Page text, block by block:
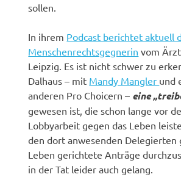
sollen.
In ihrem Podcast berichtet aktuell
Menschenrechtsgegnerin vom
Leipzig. Es ist nicht schwer zu
Dalhaus – mit Mandy Mangler und
anderen Pro Choicern – eine
gewesen ist, die schon lange vor
Lobbyarbeit gegen das Leben
den dort anwesenden Delegierten
Leben gerichtete Anträge
in der Tat leider auch gelang.